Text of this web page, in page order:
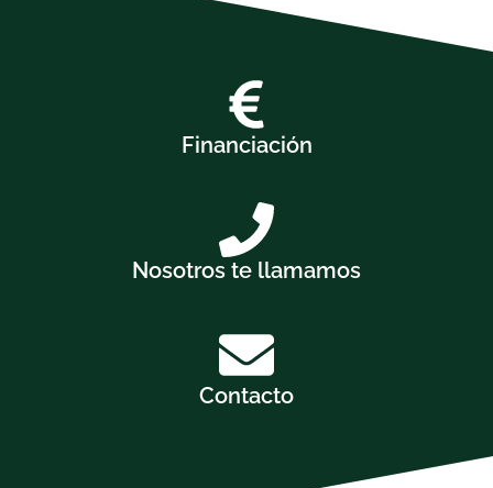
Financiación
Nosotros te llamamos
Contacto